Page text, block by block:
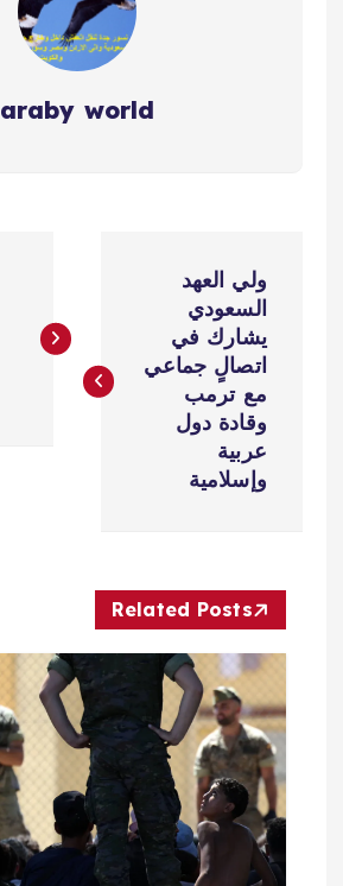
araby world
ص
م
ق
ولي العهد
السعودي
يشارك في
اتصالٍ جماعي
مع ترمب
وقادة دول
عربية
وإسلامية
Related Posts